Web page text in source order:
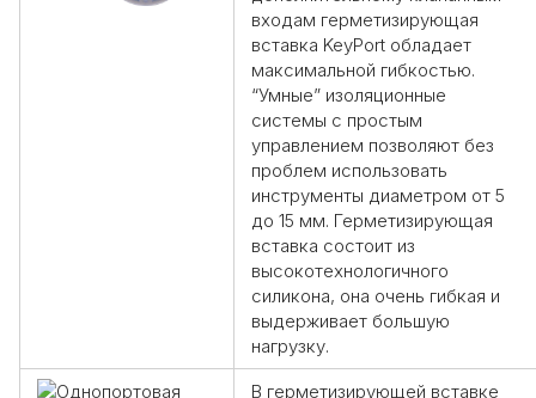
входам герметизирующая
вставка KeyPort обладает
максимальной гибкостью.
“Умные” изоляционные
системы с простым
управлением позволяют без
проблем использовать
инструменты диаметром от 5
до 15 мм. Герметизирующая
вставка состоит из
высокотехнологичного
силикона, она очень гибкая и
выдерживает большую
нагрузку.
В герметизирующей вставке